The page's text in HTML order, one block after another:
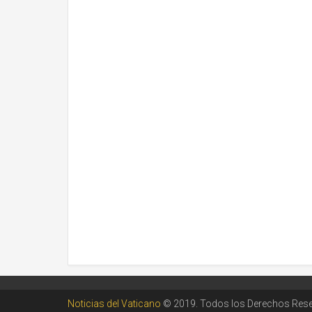
Noticias del Vaticano © 2019. Todos los Derechos